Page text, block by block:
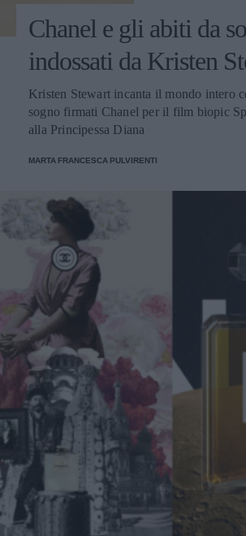
Chanel e gli abiti da
indossati da Kristen
Kristen Stewart incanta il mondo intero
sogno firmati Chanel per il film biopic
alla Principessa Diana
MARTA FRANCESCA PULVIRENTI